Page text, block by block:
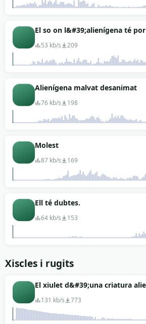
El so on l&#39;alienígena té por
53 kb/s 209
Alienígena malvat desanimat
76 kb/s 198
Molest
87 kb/s 169
Ell té dubtes.
64 kb/s 153
Xiscles i rugits
El xiulet d&#39;una criatura
131 kb/s 773